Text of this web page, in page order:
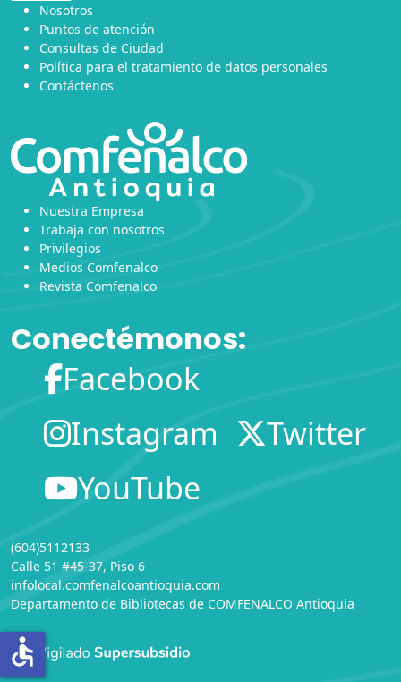
Nosotros
Puntos de atención
Consultas de Ciudad
Política para el tratamiento de datos personales
Contáctenos
Nuestra Empresa
Trabaja con nosotros
Privilegios
Medios Comfenalco
Revista Comfenalco
Conectémonos:
Facebook
Instagram
Twitter
YouTube
(604)5112133
Calle 51 #45-37, Piso 6
infolocal.comfenalcoantioquia.com
Departamento de Bibliotecas de COMFENALCO Antioquia
accessible